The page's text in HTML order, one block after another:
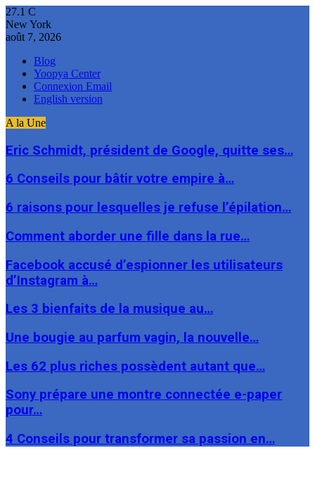
27.1 C
New York
août 7, 2026
Blog
Yoopya Center
Connexion Email
English version
A la Une
Eric Schmidt, président de Google, quitte ses…
6 Conseils pour bâtir votre empire à…
6 raisons pour lesquelles je refuse l’épilation…
Comment aborder une fille dans la rue…
Facebook accusé d’espionner les utilisateurs
d’Instagram à…
Les 3 bienfaits de la musique au…
Une bougie au parfum vagin, la nouvelle…
Les 62 plus riches possèdent autant que…
Sony prépare une montre connectée e-paper
pour…
4 Conseils pour transformer sa passion en…